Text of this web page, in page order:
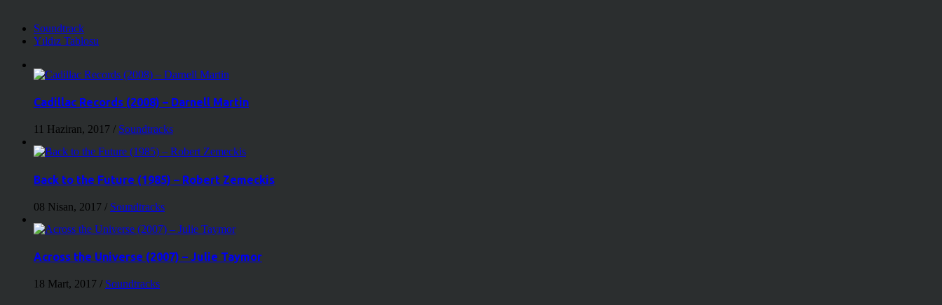
Soundtrack
Yıldız Tablosu
Cadillac Records (2008) – Darnell Martin
11 Haziran, 2017 / Soundtracks
Back to the Future (1985) – Robert Zemeckis
08 Nisan, 2017 / Soundtracks
Across the Universe (2007) – Julie Taymor
18 Mart, 2017 / Soundtracks